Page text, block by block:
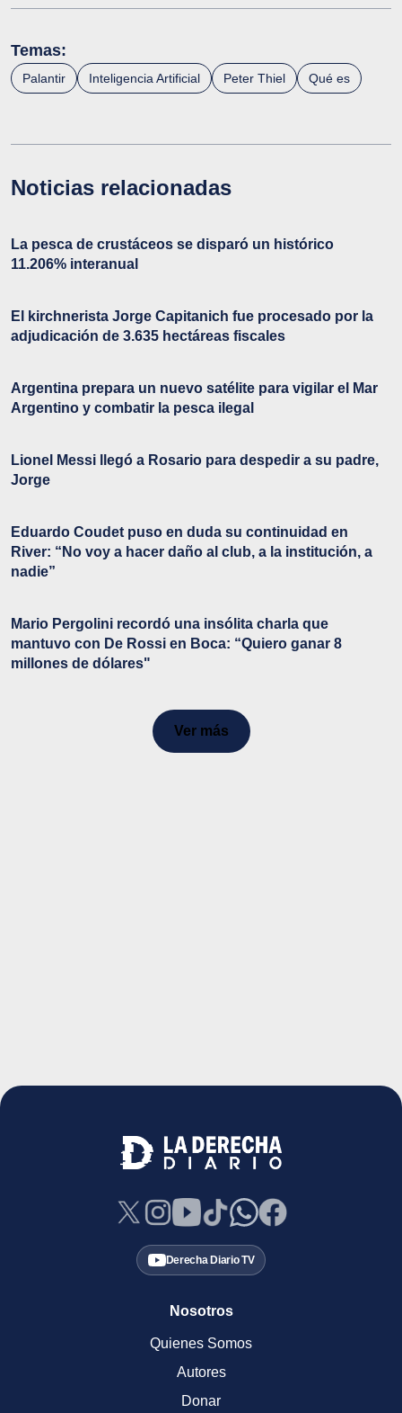
Temas:
Palantir Inteligencia Artificial Peter Thiel Qué es
Noticias relacionadas
La pesca de crustáceos se disparó un histórico
11.206% interanual
El kirchnerista Jorge Capitanich fue procesado por la
adjudicación de 3.635 hectáreas fiscales
Argentina prepara un nuevo satélite para vigilar el Mar
Argentino y combatir la pesca ilegal
Lionel Messi llegó a Rosario para despedir a su padre,
Jorge
Eduardo Coudet puso en duda su continuidad en
River: “No voy a hacer daño al club, a la institución, a
nadie”
Mario Pergolini recordó una insólita charla que
mantuvo con De Rossi en Boca: “Quiero ganar 8
millones de dólares"
Ver más
Derecha Diario TV
Nosotros
Quienes Somos
Autores
Donar